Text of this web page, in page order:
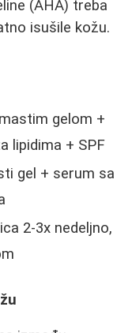
(AHA) treba
isušile kožu.
gelom +
lipidima + SPF
gel + serum sa
2-3x nedeljno,